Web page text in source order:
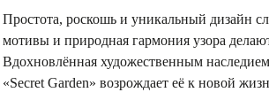
Простота, роскошь и уникальный дизайн
мотивы и природная гармония узора
Вдохновлённая художественным
«Secret Garden» возрождает её к новой